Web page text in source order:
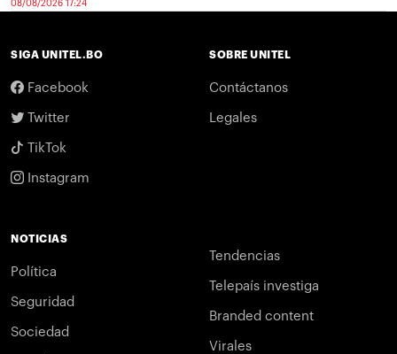
08/08/2026 17:24
SIGA UNITEL.BO
Facebook
Twitter
TikTok
Instagram
SOBRE UNITEL
Contáctanos
Legales
NOTICIAS
Política
Seguridad
Sociedad
Tendencias
Telepaís investiga
Branded content
Virales